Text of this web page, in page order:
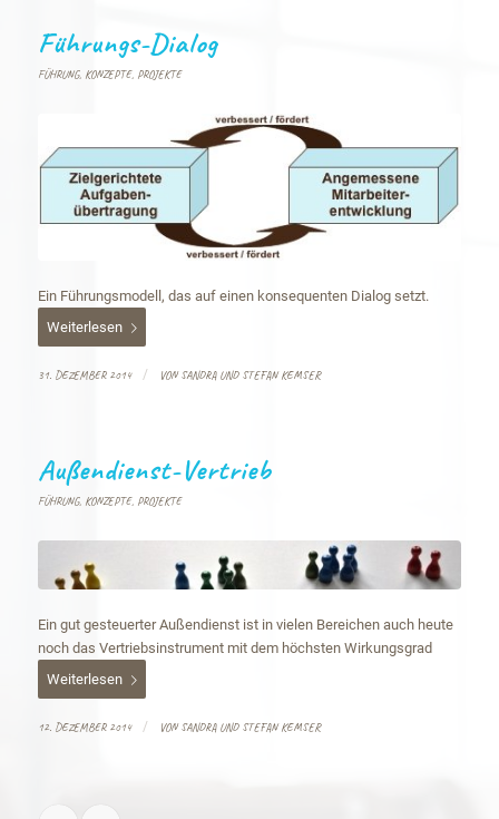
Führungs-Dialog
FÜHRUNG, KONZEPTE, PROJEKTE
Ein Führungsmodell, das auf einen konsequenten Dialog setzt.
Weiterlesen
31. DEZEMBER 2014 / VONSANDRA UND STEFAN KEMSER
Außendienst-Vertrieb
FÜHRUNG, KONZEPTE, PROJEKTE
Ein gut gesteuerter Außendienst ist in vielen Bereichen auch heute
noch das Vertriebsinstrument mit dem höchsten Wirkungsgrad
Weiterlesen
12. DEZEMBER 2014 / VONSANDRA UND STEFAN KEMSER